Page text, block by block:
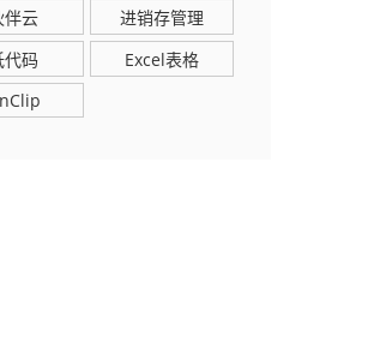
伴云
进销存管理
代码
Excel表格